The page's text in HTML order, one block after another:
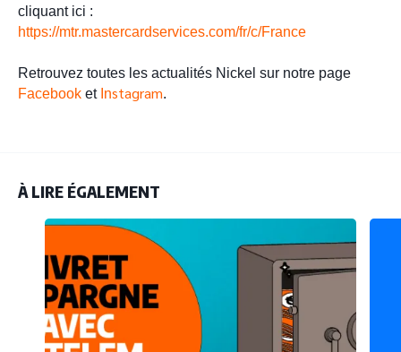
https://mtr.mastercardservices.com/fr/c/France
Facebook et Instagram.
À LIRE ÉGALEMENT